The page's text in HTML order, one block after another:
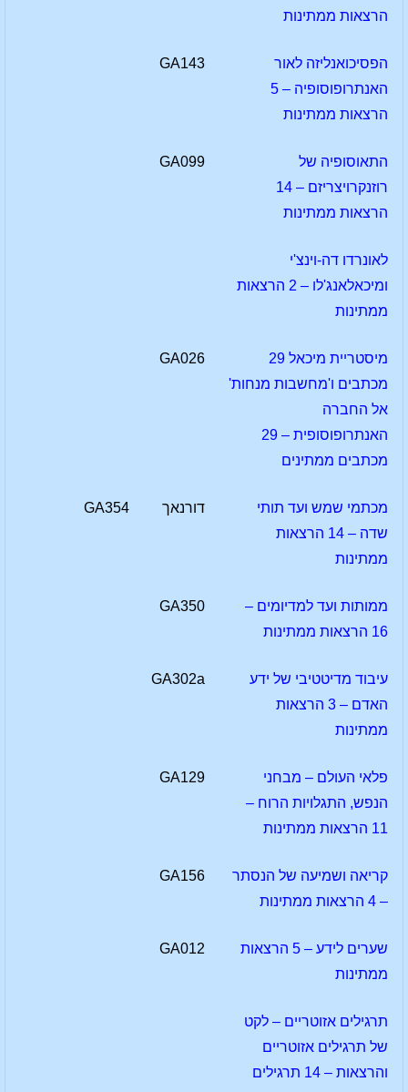
הרצאות ממתינות
הפסיכואנליזה לאור
האנתרופוסופיה – 5
הרצאות ממתינות
GA143
התאוסופיה של
רוזנקרויצריזם – 14
הרצאות ממתינות
GA099
לאונרדו דה-וינצ'י
ומיכאלאנג'לו – 2 הרצאות
ממתינות
מיסטריית מיכאל 29
מכתבים ו'מחשבות מנחות'
אל החברה
האנתרופוסופית – 29
מכתבים ממתינים
GA026
מכתמי שמש ועד תותי
שדה – 14 הרצאות
ממתינות
דורנאך GA354
ממותות ועד למדיומים –
16 הרצאות ממתינות
GA350
עיבוד מדיטטיבי של ידע
האדם – 3 הרצאות
ממתינות
GA302a
פלאי העולם – מבחני
הנפש, התגלויות הרוח –
11 הרצאות ממתינות
GA129
קריאה ושמיעה של הנסתר
– 4 הרצאות ממתינות
GA156
שערים לידע – 5 הרצאות
ממתינות
GA012
תרגילים אזוטריים – לקט
של תרגילים אזוטריים
והרצאות – 14 תרגילים